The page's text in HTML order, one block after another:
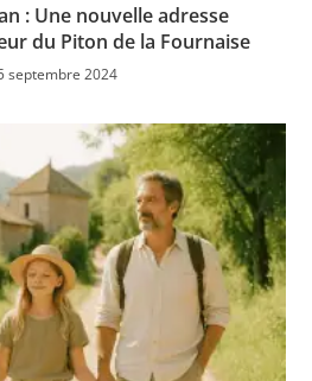
: Une nouvelle adresse
du Piton de la Fournaise
septembre 2024